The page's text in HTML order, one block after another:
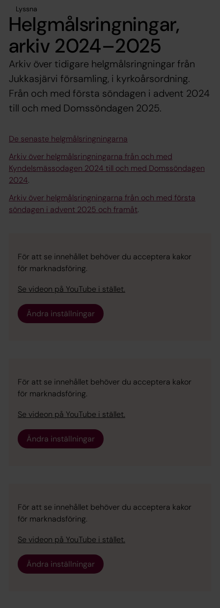
Lyssna
Helgmålsringningar,
arkiv 2024–2025
Arkiv över tidigare helgmålsringningar från
Jukkasjärvi församling, i kyrkoårsordning.
Från och med första söndagen i advent 2024
till och med Domssöndagen 2025.
De senaste helgmålsringningarna
Arkiv över helgmålsringningarna från och med
Kyndelsmässodagen 2024 till och med Domssöndagen
2024.
Arkiv över helgmålsringningarna från och med första
söndagen i advent 2025 och framåt.
För att se innehållet behöver du acceptera kakor
för marknadsföring.
Se videon på YouTube i stället.
Ändra inställningar
För att se innehållet behöver du acceptera kakor
för marknadsföring.
Se videon på YouTube i stället.
Ändra inställningar
För att se innehållet behöver du acceptera kakor
för marknadsföring.
Se videon på YouTube i stället.
Ändra inställningar